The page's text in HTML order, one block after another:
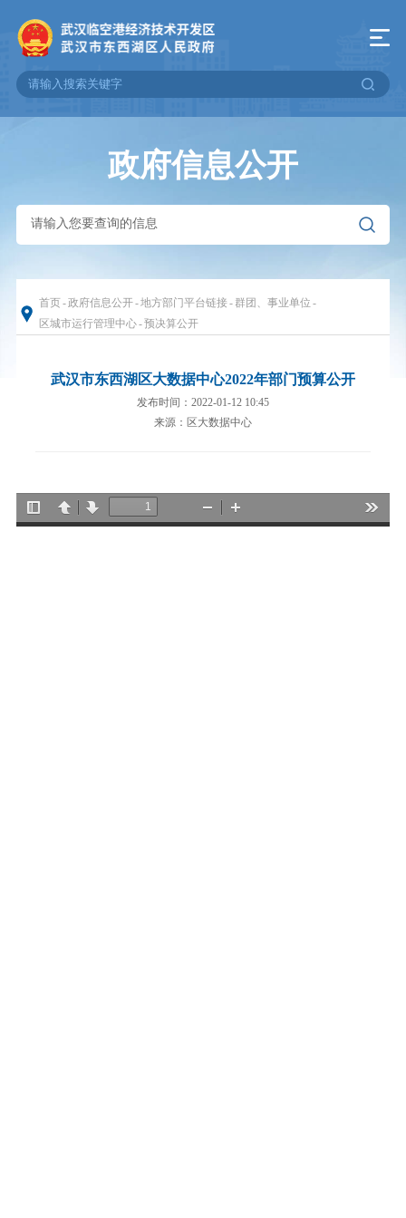
政府信息公开
首页-政府信息公开-地方部门平台链接- 群团、事业单位 -
区城市运行管理中心-预决算公开
武汉市东西湖区大数据中心2022年部门预算公开
发布时间：2022-01-12 10:45
来源：区大数据中心